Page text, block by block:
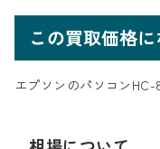
この買取価格
エプソンのパソコンHC-